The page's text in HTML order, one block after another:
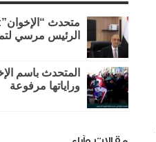
متحدث
الرئيس مرسي
المتحدث باسم
وراياتها مرفوعة